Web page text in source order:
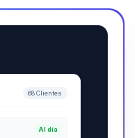
68 Clientes
Al día